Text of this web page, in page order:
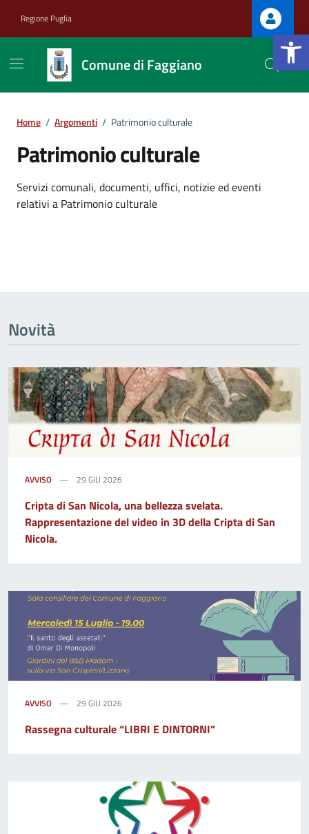
Apri la
Regione Puglia
Comune di Faggiano
Home / Argomenti / Patrimonio culturale
Patrimonio culturale
Dettagli dell'argomento
Servizi comunali, documenti, uffici, notizie ed eventi
relativi a Patrimonio culturale
Novità
AVVISO 29 GIU 2026
Cripta di San Nicola, una bellezza svelata.
Rappresentazione del video in 3D della Cripta di San
Nicola.
AVVISO 29 GIU 2026
Rassegna culturale “LIBRI E DINTORNI”